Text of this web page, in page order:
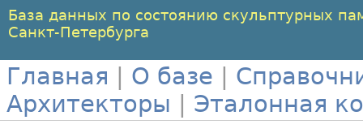
База данных по состоянию скульптурных
Санкт-Петербурга
Главная О базе
Архитекторы
Эталонная